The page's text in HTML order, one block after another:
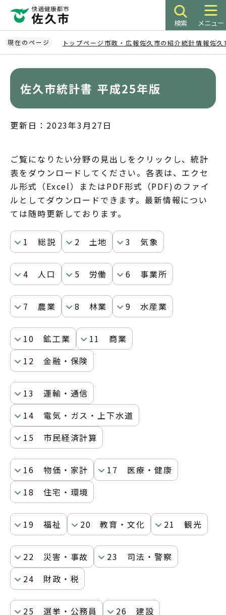
ペ
ー
ジ
検索 メニュー
現在のページ トップページ 市政・広報佐久市の紹介統計情報佐久
佐久市統計書 平成25年版
更新日：2023年3月27日
ご覧になりたい分野の見出しをクリックし、統計
表をダウンロードしてください。各表は、エクセ
ル形式（Excel）またはPDF形式（PDF)のファイ
ルとしてダウンロードできます。最新情報につい
ては随時更新しております。
1 総説 2 土地 3 気象
4 人口 5 労働 6 事業所
7 農業 8 林業 9 水産業
10 鉱工業
11 商業
12 金融・保険
13 運輸・通信
14 電気・ガス・上下水道
15 市民経済計算
16 物価・家計
17 医療・健康
18 住宅・環境
19 福祉 20 教育・文化 21 観光
22 災害・事故
23 司法・警察
24 財政・税
25 選挙・公務員
26 建設